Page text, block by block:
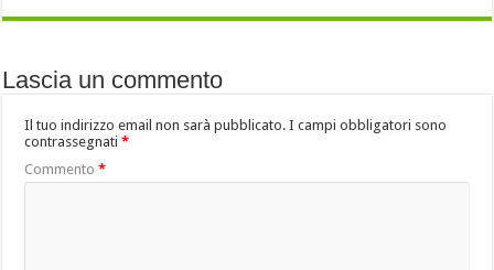
Lascia un commento
Il tuo indirizzo email non sarà pubblicato. I campi obbligatori sono
contrassegnati*
Commento*